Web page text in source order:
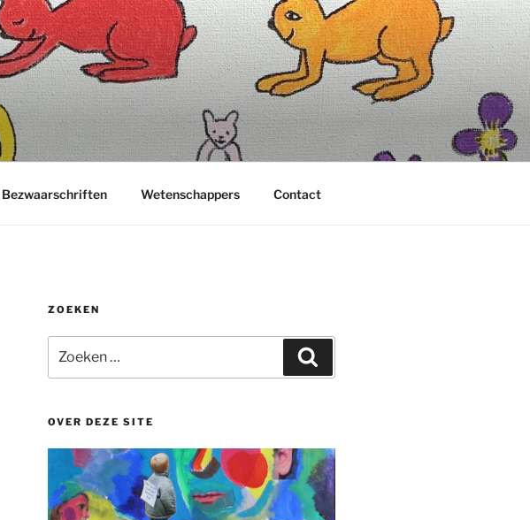
Bezwaarschriften Wetenschappers Contact
ZOEKEN
naar:
OVER DEZE SITE